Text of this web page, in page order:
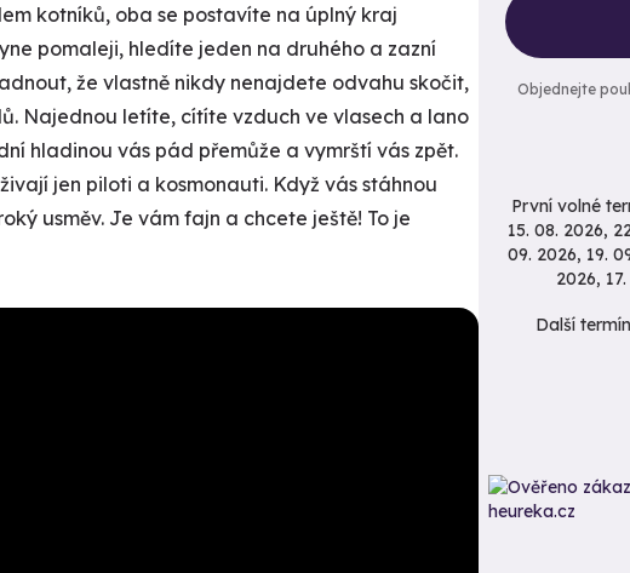
Objednejte
První volné
15. 08. 2026,
09. 2026, 19.
2026,
Další
kotníků, oba se postavíte na úplný kraj
pomaleji, hledíte jeden na druhého a zazní
že vlastně nikdy nenajdete odvahu skočit,
Najednou letíte, cítíte vzduch ve vlasech a lano
hladinou vás pád přemůže a vymrští vás zpět.
jen piloti a kosmonauti. Když vás stáhnou
usměv. Je vám fajn a chcete ještě! To je